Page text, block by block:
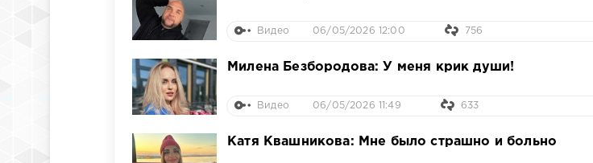
Видео 06/05/2026 12:00 756
Милена Безбородова: У меня крик души!
Видео 06/05/2026 11:49 633
Катя Квашникова: Мне было страшно и больно